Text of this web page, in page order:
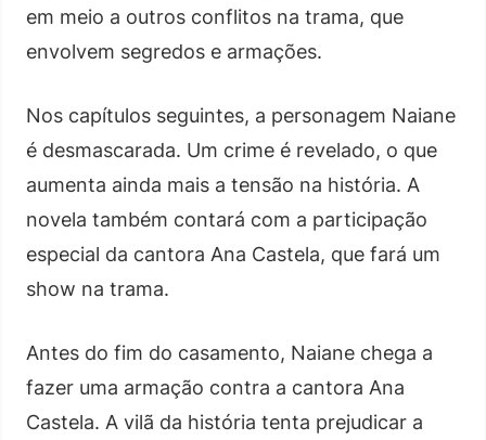
em meio a outros conflitos na trama, que
envolvem segredos e armações.
Nos capítulos seguintes, a personagem Naiane
é desmascarada. Um crime é revelado, o que
aumenta ainda mais a tensão na história. A
novela também contará com a participação
especial da cantora Ana Castela, que fará um
show na trama.
Antes do fim do casamento, Naiane chega a
fazer uma armação contra a cantora Ana
Castela. A vilã da história tenta prejudicar a